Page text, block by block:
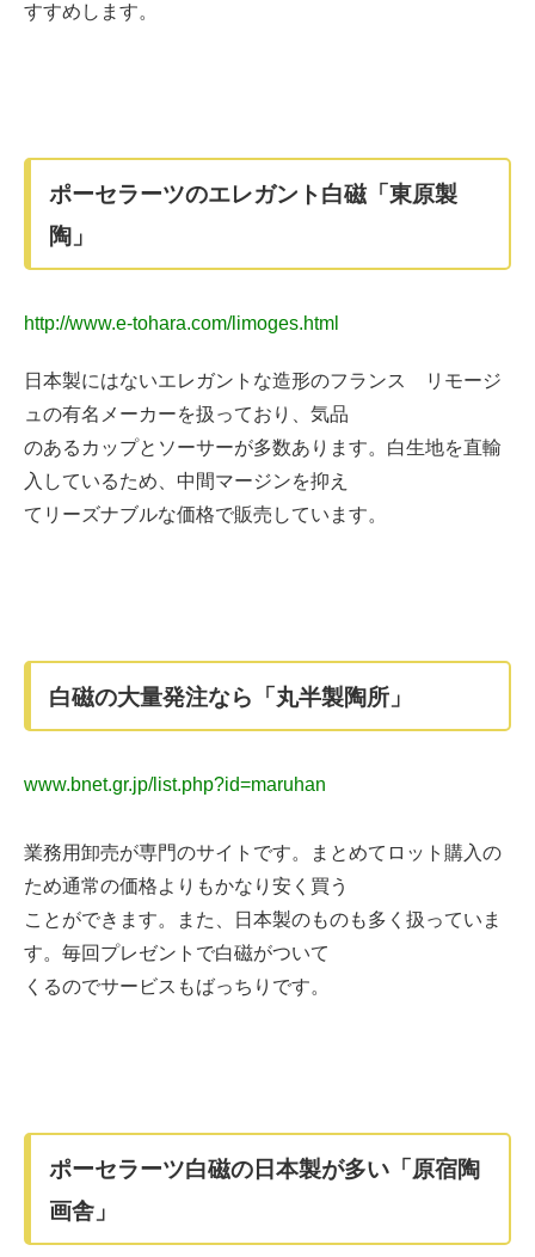
すすめします。
ポーセラーツのエレガント白磁「東原製
陶」
http://www.e-tohara.com/limoges.html
日本製にはないエレガントな造形のフランス リモージ
ュの有名メーカーを扱っており、気品
のあるカップとソーサーが多数あります。白生地を直輸
入しているため、中間マージンを抑え
てリーズナブルな価格で販売しています。
白磁の大量発注なら「丸半製陶所」
www.bnet.gr.jp/list.php?id=maruhan
業務用卸売が専門のサイトです。まとめてロット購入の
ため通常の価格よりもかなり安く買う
ことができます。また、日本製のものも多く扱っていま
す。毎回プレゼントで白磁がついて
くるのでサービスもばっちりです。
ポーセラーツ白磁の日本製が多い「原宿陶
画舎」